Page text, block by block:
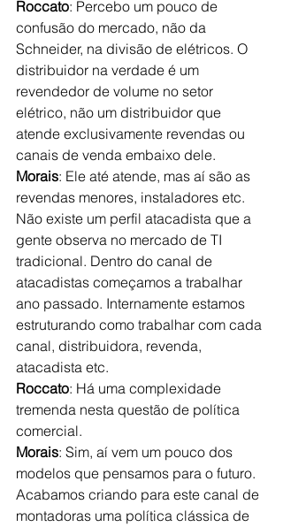
Roccato: Percebo um pouco de
confusão do mercado, não da
Schneider, na divisão de elétricos. O
distribuidor na verdade é um
revendedor de volume no setor
elétrico, não um distribuidor que
atende exclusivamente revendas ou
canais de venda embaixo dele.
Morais: Ele até atende, mas aí são as
revendas menores, instaladores etc.
Não existe um perfil atacadista que a
gente observa no mercado de TI
tradicional. Dentro do canal de
atacadistas começamos a trabalhar
ano passado. Internamente estamos
estruturando como trabalhar com cada
canal, distribuidora, revenda,
atacadista etc.
Roccato: Há uma complexidade
tremenda nesta questão de política
comercial.
Morais: Sim, aí vem um pouco dos
modelos que pensamos para o futuro.
Acabamos criando para este canal de
montadoras uma política clássica de